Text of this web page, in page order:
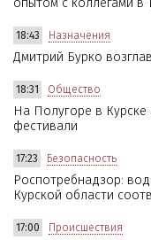
18:43 Назначения
Дмитрий Бурко
18:31 Общество
На Полугоре в Курске
фестивали
17:23 Безопасность
Роспотребнадзор:
Курской области
17:00 Происшествия